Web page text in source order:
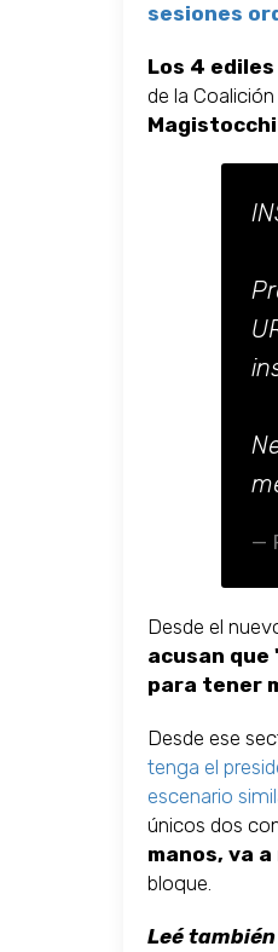
sesiones
Los 4
de la
—
Desde el
acusan que
para tener
Desde ese
tenga el
escenario
únicos dos
manos, va
bloque.
Leé también